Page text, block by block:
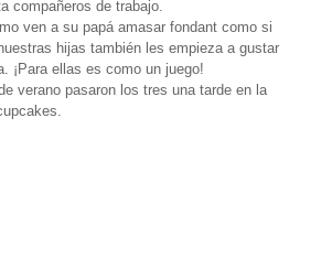
compañeros de trabajo.
ven a su papá amasar fondant como si
hijas también les empieza a gustar
¡Para ellas es como un juego!
verano pasaron los tres una tarde en la